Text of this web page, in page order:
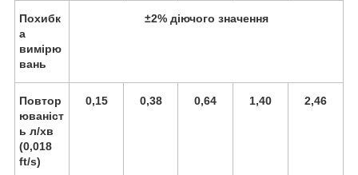
Похибк
а
вимірю
вань
±2% діючого значення
Повтор
юваніст
ь л/хв
(0,018
ft/s)
0,15 0,38 0,64 1,40 2,46